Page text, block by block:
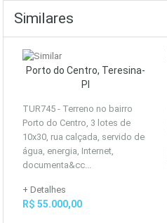
Similares
Porto do Centro, Teresina-
PI
TUR745 - Terreno no bairro
Porto do Centro, 3 lotes de
10x30, rua calçada, servido de
água, energia, Internet,
documenta&cc...
+ Detalhes
R$ 55.000,00